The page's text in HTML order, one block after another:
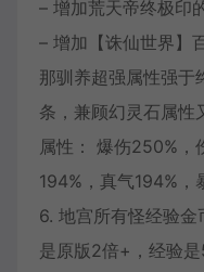
– 增加荒天帝终极印
– 增加【诛仙世界】
那驯养超强属性强于
条，兼顾幻灵石属性
属性： 爆伤250%，
194%，真气194%，
6. 地宫所有怪经验
是原版2倍+，经验是